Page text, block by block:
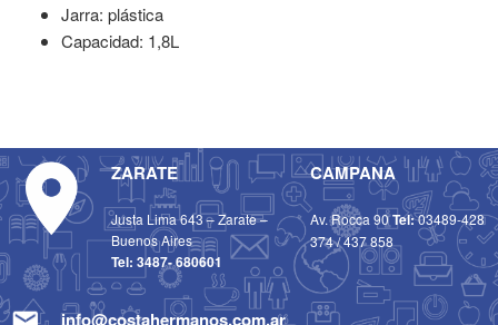
Jarra: plástica
Capacidad: 1,8L
ZARATE
Justa Lima 643 – Zarate –
Buenos Aires
Tel: 3487- 680601
CAMPANA
Av. Rocca 90Tel:03489-428
374/437 858
info@costahermanos.com.ar